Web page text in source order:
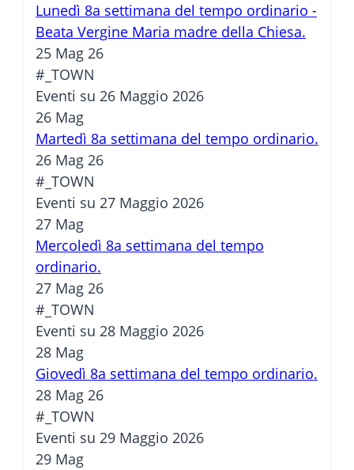
Lunedì 8a settimana del tempo ordinario -
Beata Vergine Maria madre della Chiesa.
25 Mag 26
#_TOWN
Eventi su 26 Maggio 2026
26 Mag
Martedì 8a settimana del tempo ordinario.
26 Mag 26
#_TOWN
Eventi su 27 Maggio 2026
27 Mag
Mercoledì 8a settimana del tempo
ordinario.
27 Mag 26
#_TOWN
Eventi su 28 Maggio 2026
28 Mag
Giovedì 8a settimana del tempo ordinario.
28 Mag 26
#_TOWN
Eventi su 29 Maggio 2026
29 Mag